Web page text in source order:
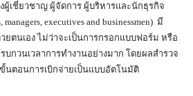
ผู้เชี่ยวชาญ ผู้จัดการ ผู้บริหารและนักธุรกิจ
executives and businessmen) มี
ยตนเอง ไม่ว่าจะเป็นการกรอกแบบฟอร์ม หรือ
บกวนเวลาการทำงานอย่างมาก โดยผลสำรวจ
นตอนการเบิกจ่ายเป็นแบบอัตโนมัติ